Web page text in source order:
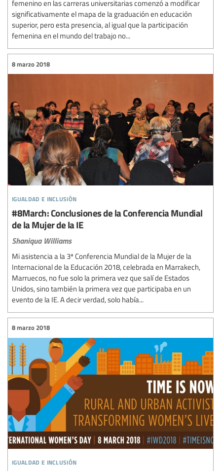
femenino en las carreras universitarias comenzó a modificar
significativamente el mapa de la graduación en educación
superior, pero esta presencia, al igual que la participación
femenina en el mundo del trabajo no...
igualdad e inclusión
8 marzo 2018
#8March: Conclusiones de la Conferencia Mundial
de la Mujer de la IE
Shaniqua Williams
Mi asistencia a la 3ª Conferencia Mundial de la Mujer de la
Internacional de la Educación 2018, celebrada en Marrakech,
Marruecos, no fue solo la primera vez que salí de Estados
Unidos, sino también la primera vez que participaba en un
evento de la IE. A decir verdad, solo había...
igualdad e inclusión
8 marzo 2018